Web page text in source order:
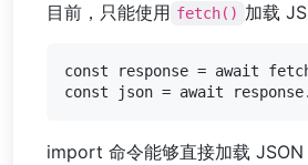
目前，只能使用 fetch() 加载
const response = await
import 命令能够直接加载 JSON